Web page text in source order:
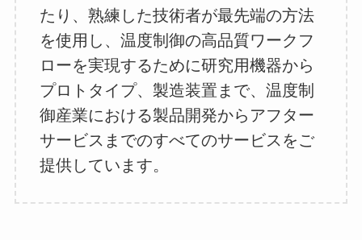
たり、熟練した技術者が最先端の方法
を使用し、温度制御の高品質ワークフ
ローを実現するために研究用機器から
プロトタイプ、製造装置まで、温度制
御産業における製品開発からアフター
サービスまでのすべてのサービスをご
提供しています。